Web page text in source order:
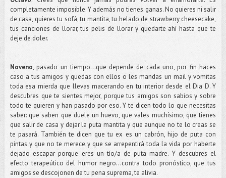
completamente imposible. Y además no tienes ganas. No quieres ni salir
de casa, quieres tu sofá, tu mantita, tu helado de strawberry cheesecake,
tus canciones de llorar, tus pelis de llorar y quedarte ahí hasta que te
deje de doler.
Noveno, pasado un tiempo...que depende de cada uno, por fin haces
caso a tus amigos y quedas con ellos o les mandas un mail y vomitas
toda esa mierda que llevas macerando en tu interior desde el Dia D. Y
descubres que te sientes mejor, porque tus amigos son sabios y sobre
todo te quieren y han pasado por eso. Y te dicen todo lo que necesitas
saber: que saben que duele un huevo, que vales muchísimo, que tienes
que salir de casa y dejar la puta mantita y que aunque no te lo creas se
te pasará. También te dicen que tu ex es un cabrón, hijo de puta con
pintas y que no te merece y que se arrepentirá toda la vida por haberte
dejado escapar porque eres un tío/a de puta madre. Y descubres el
efecto terapeútico del humor negro...contra todo pronóstico, que tus
amigos se descojonen de tu pena suprema, te alivia.